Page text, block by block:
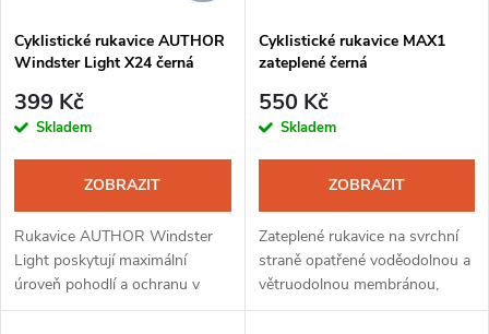
p
r
o
d
u
s
p
r
d
u
Cyklistické rukavice AUTHOR
Windster Light X24 černá
399 Kč
Skladem
ZOBRAZIT
Rukavice AUTHOR Windster
Light poskytují maximální
úroveň pohodlí a ochranu v
chladném počasí. Speciální
Cyklistické rukavice MAX1
zateplené černá
550 Kč
Skladem
ZOBRAZIT
Zateplené rukavice na svrchní
straně opatřené voděodolnou a
větruodolnou membránou,
která udrží ruce v suchu a teple